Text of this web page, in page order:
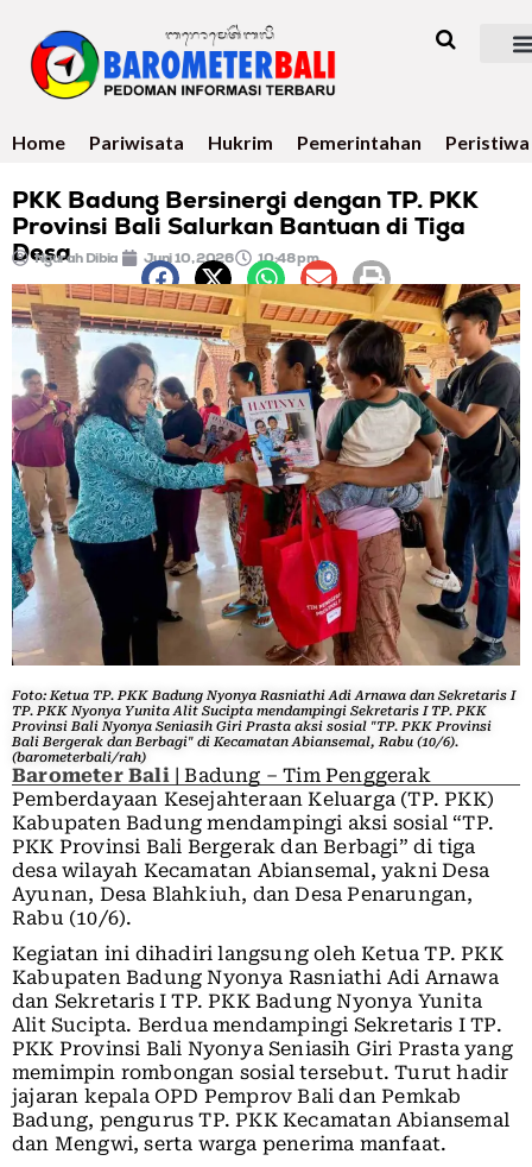
Home Pariwisata Hukrim Pemerintahan Peristiwa
PKK Badung Bersinergi dengan TP. PKK
Provinsi Bali Salurkan Bantuan di Tiga
Desa
Ngurah Dibia Juni 10, 2026 10:48 pm
Foto: Ketua TP. PKK Badung Nyonya Rasniathi Adi Arnawa dan Sekretaris I
TP. PKK Nyonya Yunita Alit Sucipta mendampingi Sekretaris I TP. PKK
Provinsi Bali Nyonya Seniasih Giri Prasta aksi sosial "TP. PKK Provinsi
Bali Bergerak dan Berbagi" di Kecamatan Abiansemal, Rabu (10/6).
(barometerbali/rah)
Barometer Bali| Badung – Tim Penggerak
Pemberdayaan Kesejahteraan Keluarga (TP. PKK)
Kabupaten Badung mendampingi aksi sosial “TP.
PKK Provinsi Bali Bergerak dan Berbagi” di tiga
desa wilayah Kecamatan Abiansemal, yakni Desa
Ayunan, Desa Blahkiuh, dan Desa Penarungan,
Rabu (10/6).
Kegiatan ini dihadiri langsung oleh Ketua TP. PKK
Kabupaten Badung Nyonya Rasniathi Adi Arnawa
dan Sekretaris I TP. PKK Badung Nyonya Yunita
Alit Sucipta. Berdua mendampingi Sekretaris I TP.
PKK Provinsi Bali Nyonya Seniasih Giri Prasta yang
memimpin rombongan sosial tersebut. Turut hadir
jajaran kepala OPD Pemprov Bali dan Pemkab
Badung, pengurus TP. PKK Kecamatan Abiansemal
dan Mengwi, serta warga penerima manfaat.